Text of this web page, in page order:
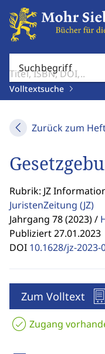
Suchbegriff
Volltextsuche
Zurück zum
Rubrik: JZ
JuristenZeitung (JZ)
Jahrgang 78 (2023) /
Publiziert 27.01.2023
DOI 10.1628/jz-2023-
Zum Volltext
Zugang